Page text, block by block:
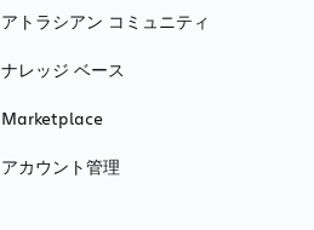
アトラシアン コミュニティ
ナレッジ ベース
Marketplace
アカウント管理